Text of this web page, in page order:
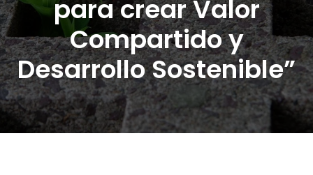
para crear Valor
Compartido y
Desarrollo Sostenible”